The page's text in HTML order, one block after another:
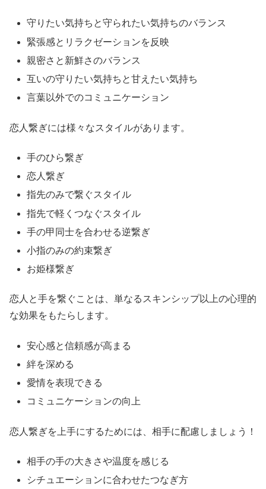
守りたい気持ちと守られたい気持ちのバランス
緊張感とリラクゼーションを反映
親密さと新鮮さのバランス
互いの守りたい気持ちと甘えたい気持ち
言葉以外でのコミュニケーション
恋人繋ぎには様々なスタイルがあります。
手のひら繋ぎ
恋人繋ぎ
指先のみで繋ぐスタイル
指先で軽くつなぐスタイル
手の甲同士を合わせる逆繋ぎ
小指のみの約束繋ぎ
お姫様繋ぎ
恋人と手を繋ぐことは、単なるスキンシップ以上の心理的
な効果をもたらします。
安心感と信頼感が高まる
絆を深める
愛情を表現できる
コミュニケーションの向上
恋人繋ぎを上手にするためには、相手に配慮しましょう！
相手の手の大きさや温度を感じる
シチュエーションに合わせたつなぎ方